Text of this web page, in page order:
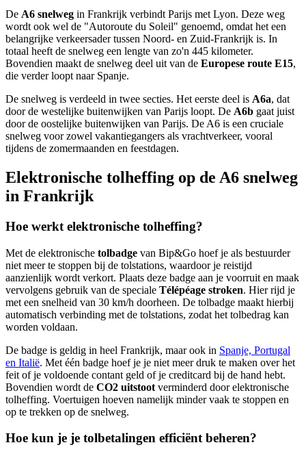
De A6 snelweg in Frankrijk verbindt Parijs met Lyon. Deze weg
wordt ook wel de "Autoroute du Soleil" genoemd, omdat het een
belangrijke verkeersader tussen Noord- en Zuid-Frankrijk is. In
totaal heeft de snelweg een lengte van zo'n 445 kilometer.
Bovendien maakt de snelweg deel uit van de Europese route E15,
die verder loopt naar Spanje.
De snelweg is verdeeld in twee secties. Het eerste deel is A6a, dat
door de westelijke buitenwijken van Parijs loopt. De A6b gaat juist
door de oostelijke buitenwijken van Parijs. De A6 is een cruciale
snelweg voor zowel vakantiegangers als vrachtverkeer, vooral
tijdens de zomermaanden en feestdagen.
Elektronische tolheffing op de A6 snelweg
in Frankrijk
Hoe werkt elektronische tolheffing?
Met de elektronische tolbadge van Bip&Go hoef je als bestuurder
niet meer te stoppen bij de tolstations, waardoor je reistijd
aanzienlijk wordt verkort. Plaats deze badge aan je voorruit en maak
vervolgens gebruik van de speciale Télépéage stroken. Hier rijd je
met een snelheid van 30 km/h doorheen. De tolbadge maakt hierbij
automatisch verbinding met de tolstations, zodat het tolbedrag kan
worden voldaan.
De badge is geldig in heel Frankrijk, maar ook in Spanje, Portugal
en Italië. Met één badge hoef je je niet meer druk te maken over het
feit of je voldoende contant geld of je creditcard bij de hand hebt.
Bovendien wordt de CO2 uitstoot verminderd door elektronische
tolheffing. Voertuigen hoeven namelijk minder vaak te stoppen en
op te trekken op de snelweg.
Hoe kun je je tolbetalingen efficiënt beheren?